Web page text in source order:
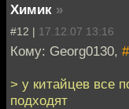
Химик »
#12 | 17.12.07 13:16
Кому: Georg0130,
> у китайцев все
подходят